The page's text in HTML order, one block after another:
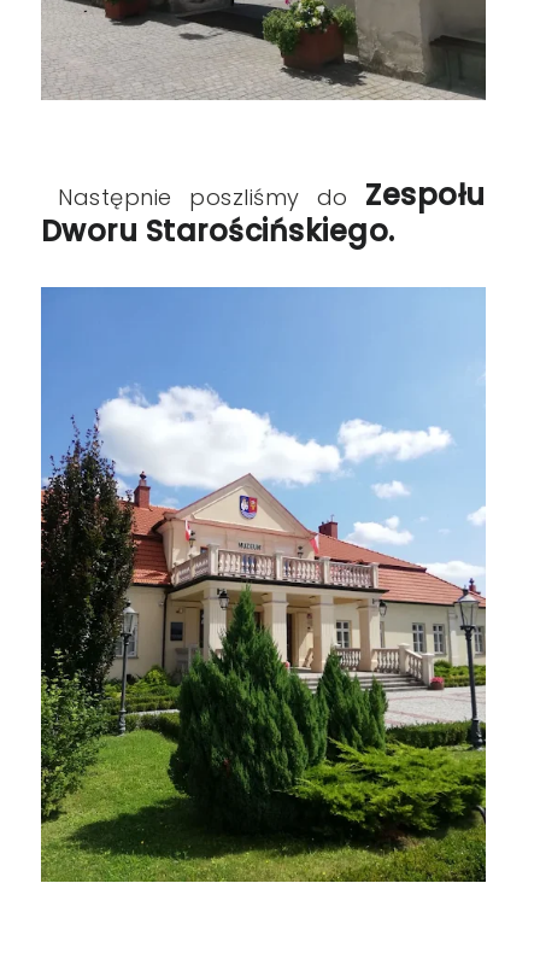
Następnie poszliśmy do Zespołu
Dworu Starościńskiego.